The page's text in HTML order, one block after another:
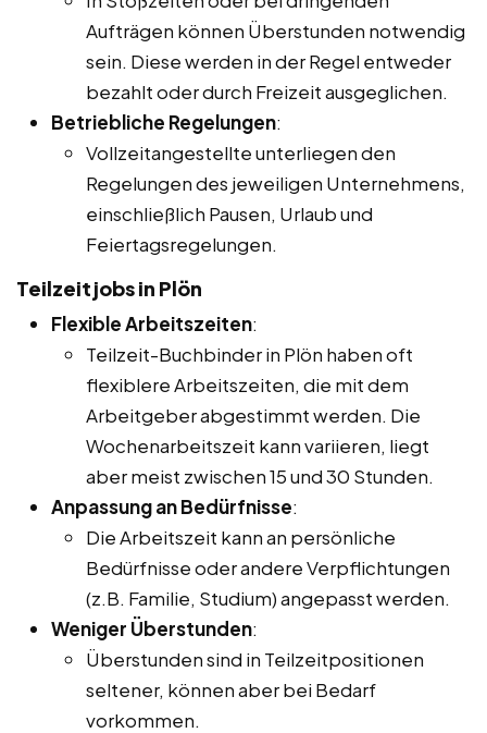
Aufträgen können Überstunden notwendig
sein. Diese werden in der Regel entweder
bezahlt oder durch Freizeit ausgeglichen.
Betriebliche Regelungen:
Vollzeitangestellte unterliegen den
Regelungen des jeweiligen Unternehmens,
einschließlich Pausen, Urlaub und
Feiertagsregelungen.
Teilzeitjobs in Plön
Flexible Arbeitszeiten:
Teilzeit-Buchbinder in Plön haben oft
flexiblere Arbeitszeiten, die mit dem
Arbeitgeber abgestimmt werden. Die
Wochenarbeitszeit kann variieren, liegt
aber meist zwischen 15 und 30 Stunden.
Anpassung an Bedürfnisse:
Die Arbeitszeit kann an persönliche
Bedürfnisse oder andere Verpflichtungen
(z.B. Familie, Studium) angepasst werden.
Weniger Überstunden:
Überstunden sind in Teilzeitpositionen
seltener, können aber bei Bedarf
vorkommen.